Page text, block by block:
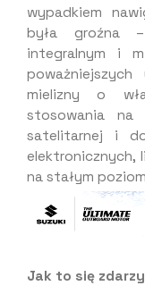
wypadkiem
była groźna
integralnym i
mielizny o
stosowania na
satelitarnej i
elektronicznych,
na stałym
Jak to się